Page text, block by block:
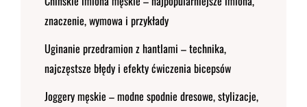
znaczenie, wymowa i przykłady
Uginanie przedramion z hantlami – technika,
najczęstsze błędy i efekty ćwiczenia bicepsów
Joggery męskie – modne spodnie dresowe, stylizacje,